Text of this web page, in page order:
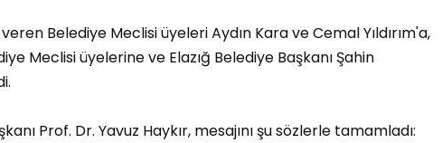
Belediye Meclisi üyeleri Aydın Kara ve Cemal Yıldırım'a,
Meclisi üyelerine ve Elazığ Belediye Başkanı Şahin
Prof. Dr. Yavuz Haykır, mesajını şu sözlerle tamamladı: